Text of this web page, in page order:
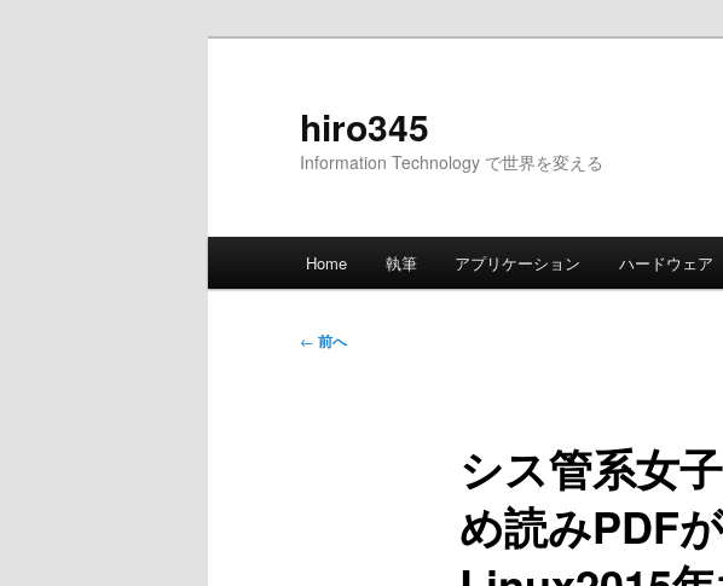
hiro345
Information Technology で世界を変える
Home 執筆 アプリケーション ハードウェア
投
← 前へ
シス管系女
め読みPDF